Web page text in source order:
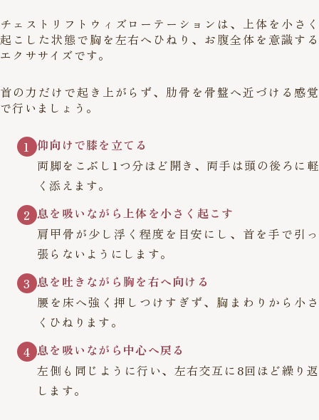
チェストリフトウィズローテーションは、上体を小さく
起こした状態で胸を左右へひねり、お腹全体を意識する
エクササイズです。
首の力だけで起き上がらず、肋骨を骨盤へ近づける感覚
で行いましょう。
1 仰向けで膝を立てる
両脚をこぶし1つ分ほど開き、両手は頭の後ろに軽
く添えます。
2 息を吸いながら上体を小さく起こす
肩甲骨が少し浮く程度を目安にし、首を手で引っ
張らないようにします。
3 息を吐きながら胸を右へ向ける
腰を床へ強く押しつけすぎず、胸まわりから小さ
くひねります。
4 息を吸いながら中心へ戻る
左側も同じように行い、左右交互に8回ほど繰り返
します。